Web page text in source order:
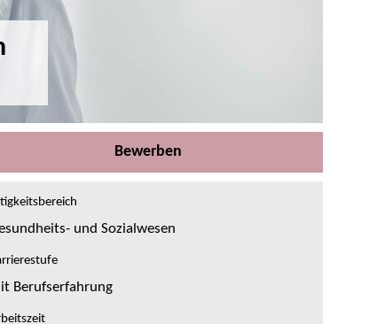
Bewerben
und Sozialwesen
Berufserfahrung